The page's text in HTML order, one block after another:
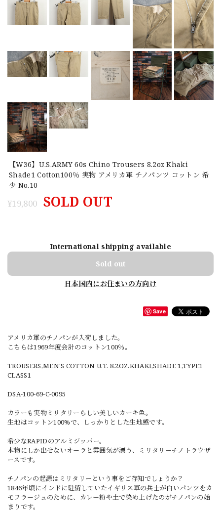
【W36】U.S.ARMY 60s Chino Trousers 8.2oz Khaki
Shade1 Cotton100％ 実物 アメリカ軍 チノパンツ コットン 希
少 No.10
¥19,800 SOLD OUT
International shipping available
Sold out
日本国内にお住まいの方向け
Save
アメリカ軍のチノパンが入荷しました。
こちらは1969年度会計のコットン100％。
TROUSERS,MEN'S COTTON U.T. 8.2OZ.KHAKI,SHADE 1,TYPE1
CLASS1
DSA-100-69-C-0095
カラーも実物ミリタリーらしい美しいカーキ色。
生地はコットン100%で、しっかりとした生地感です。
希少なRAPIDのアルミジッパー。
本物にしか出せないオーラと雰囲気が漂う、ミリタリーチノトラウザ
ースです。
チノパンの起源はミリタリーという事をご存知でしょうか？
1846年頃にインドに駐留していたイギリス軍の兵士が白いパンツをカ
モフラージュのために、カレー粉や土で染め上げたのがチノパンの始
まりです。